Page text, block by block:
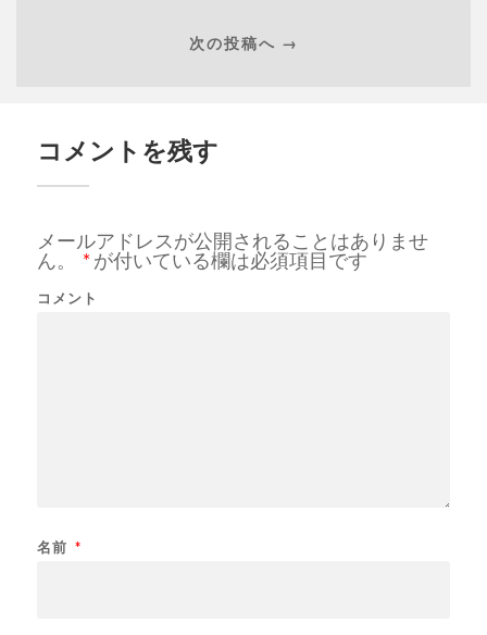
次の投稿へ →
コメントを残す
メールアドレスが公開されることはありませ
ん。
*が付いている欄は必須項目です
コメント
名前 *